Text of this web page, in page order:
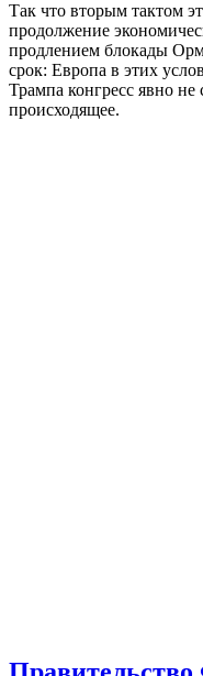
Так что вторым тактом
продолжение
продлением блокады
срок: Европа в этих
Трампа конгресс явно не
происходящее.